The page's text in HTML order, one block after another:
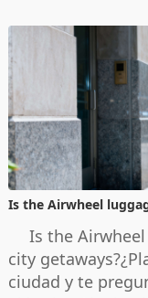
Is the Airwheel
Is the
city
ciudad y te